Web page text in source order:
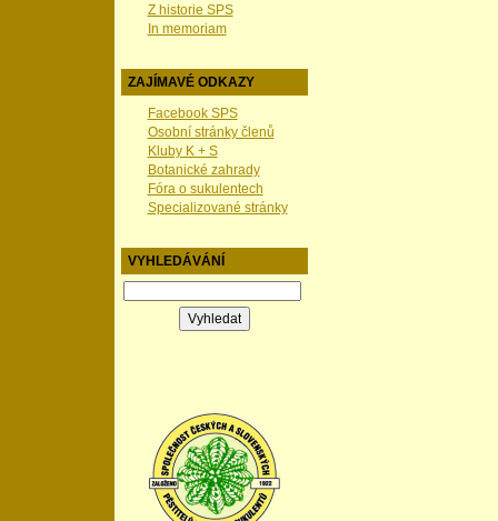
Z historie SPS
In memoriam
ZAJÍMAVÉ ODKAZY
Facebook SPS
Osobní stránky členů
Kluby K + S
Botanické zahrady
Fóra o sukulentech
Specializované stránky
VYHLEDÁVÁNÍ